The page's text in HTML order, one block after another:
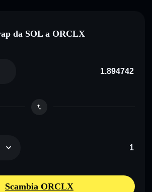
da SOL a ORCLX
Scambia ORCLX